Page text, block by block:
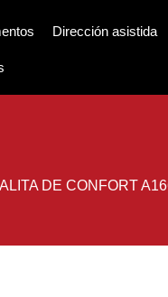
Dirección asistida
DE CONFORT